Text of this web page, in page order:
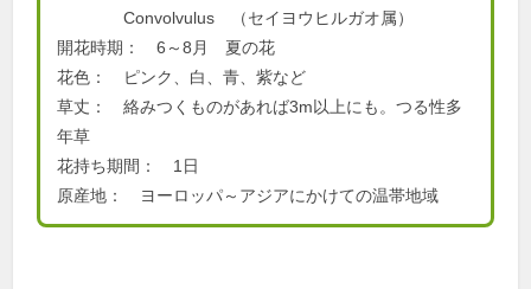
Convolvulus （セイヨウヒルガオ属）
開花時期： 6～8月 夏の花
花色： ピンク、白、青、紫など
草丈： 絡みつくものがあれば3m以上にも。つる性多
年草
花持ち期間： 1日
原産地： ヨーロッパ～アジアにかけての温帯地域